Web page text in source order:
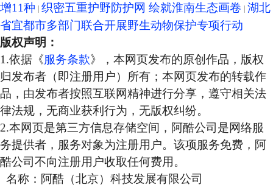
增11种 织密五重护野防护网 绘就淮南生态画卷 湖北
省宜都市多部门联合开展野生动物保护专项行动
版权声明：
1.依据《服务条款》，本网页发布的原创作品，版权
归发布者（即注册用户）所有；本网页发布的转载作
品，由发布者按照互联网精神进行分享，遵守相关法
律法规，无商业获利行为，无版权纠纷。
2.本网页是第三方信息存储空间，阿酷公司是网络服
务提供者，服务对象为注册用户。该项服务免费，阿
酷公司不向注册用户收取任何费用。
名称：阿酷（北京）科技发展有限公司